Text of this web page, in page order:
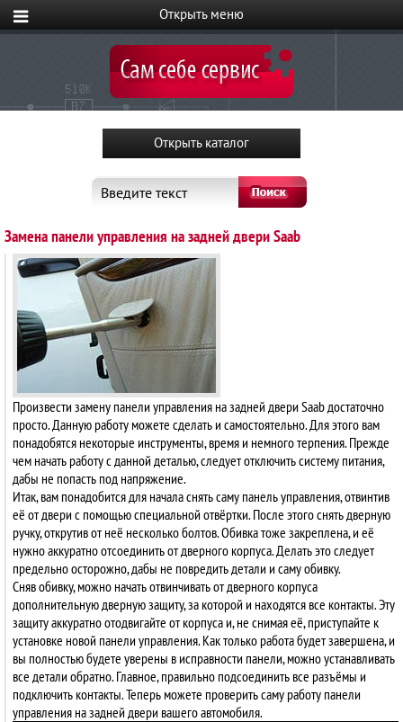
Введите текст
Замена панели управления на задней двери Saab
Произвести замену панели управления на задней двери Saab достаточно
просто. Данную работу можете сделать и самостоятельно. Для этого вам
понадобятся некоторые инструменты, время и немного терпения. Прежде
чем начать работу с данной деталью, следует отключить систему питания,
дабы не попасть под напряжение.
Итак, вам понадобится для начала снять саму панель управления, отвинтив
её от двери с помощью специальной отвёртки. После этого снять дверную
ручку, открутив от неё несколько болтов. Обивка тоже закреплена, и её
нужно аккуратно отсоединить от дверного корпуса. Делать это следует
предельно осторожно, дабы не повредить детали и саму обивку.
Сняв обивку, можно начать отвинчивать от дверного корпуса
дополнительную дверную защиту, за которой и находятся все контакты. Эту
защиту аккуратно отодвигайте от корпуса и, не снимая её, приступайте к
установке новой панели управления. Как только работа будет завершена, и
вы полностью будете уверены в исправности панели, можно устанавливать
все детали обратно. Главное, правильно подсоединить все разъёмы и
подключить контакты. Теперь можете проверить саму работу панели
управления на задней двери вашего автомобиля.